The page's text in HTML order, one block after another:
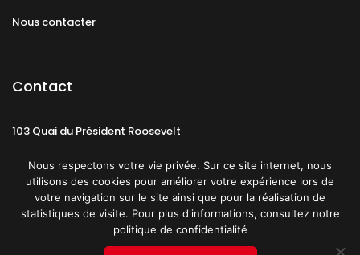
Nous contacter
Contact
103 Quai du Président Roosevelt
CGU Politique de confidentialité
Nous respectons votre vie privée. Sur ce site internet, nous
utilisons des cookies pour améliorer votre expérience lors de
votre navigation sur le site ainsi que pour la réalisation de
statistiques de visite. Pour plus d'informations, consultez notre
politique de confidentialité